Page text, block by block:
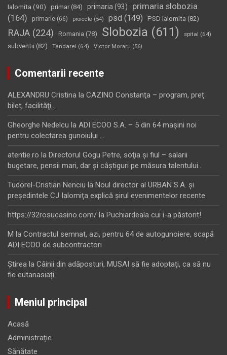
Ialomita (90) primar(84) primaria (93)
primaria slobozia
(164)
primarie (66) proiecte (54) psd (149) PSD Ialomita (82)
RAJA (224) Romania (78) Slobozia (611) spital (64)
subventii (82) Tandarei (64) Victor Moraru (56)
Comentarii recente
ALEXANDRU Cristina la CAZINO Constanţa – program, preţ
bilet, facilităţi…
Gheorghe Nedelcu la ADI ECOO S.A. – 5 din 64 maşini noi
pentru colectarea gunoiului …
atentie.ro la Directorul Gogu Petre, soţia şi fiul – salarii
bugetare, pensii mari, dar şi câştiguri pe măsura talentului…
Tudorel-Cristian Nenciu la Noul director al URBAN S.A. şi
preşedintele CJ Ialomiţa explică şirul evenimentelor recente
https://32rosucasino.com/ la Puchiardeala cui i-a păstorit!
M la Contractul semnat, azi, pentru 64 de autogunoiere, scapă
ADI ECOO de subcontractori
Ştirea la Câinii din adăposturi, MUSAI să fie adoptați, ca să nu
fie eutanasiați
Meniul principal
Acasă
Administrație
Sănătate